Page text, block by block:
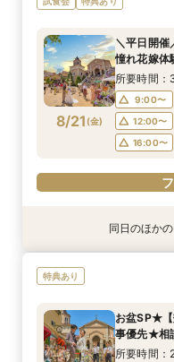
8/20(木)
切見学×相談
11:00〜
15:00〜
8/20(木)
邸宅&試食
11:00〜
16:00〜
8/21 (金)
＼平日開催
憧れ花嫁
所要時間：
9:00〜
12:00〜
16:00〜
8/21(金)
【平日人
11:00〜
16:00〜
8/21(金)
【月・金
11:00〜
15:00〜
8/21(金)
11:00〜
15:00〜
8/21(金)
16:00〜
17:00〜
同日のほか
特典あり
お盆SP★【
事優先★相
所要時間：